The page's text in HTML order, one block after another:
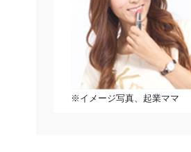
※イメージ写真、起業ママ